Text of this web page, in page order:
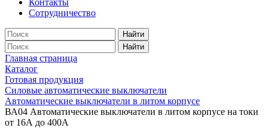
Контакты
Сотрудничество
Найти
Найти
Главная страница
Каталог
Готовая продукция
Силовые автоматические выключатели
Автоматические выключатели в литом корпусе
ВА04 Автоматические выключатели в литом корпусе на токи
от 16А до 400А